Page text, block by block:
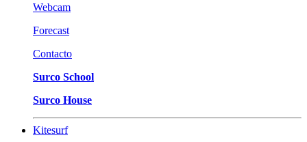
Webcam
Forecast
Contacto
Surco School
Surco House
Kitesurf